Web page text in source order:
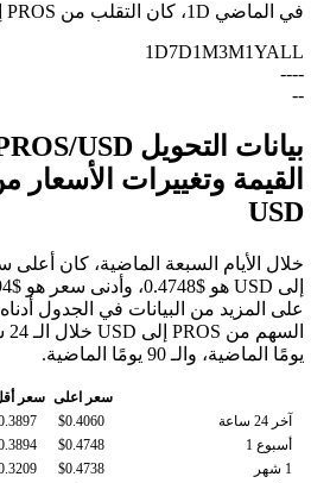
في الماضي 1D، كان التقلب من PROS إلى USD هو
1D7D1M3M1YALL
--
--
--
USD
على المزيد من البيانات في الجدول
يومًا الماضية، والـ 90 يومًا الماضية.
سعر اعلى سعر
آخر 24 ساعة
$0.4060
أسبوع 1
$0.4748
1 شهر
$0.4738